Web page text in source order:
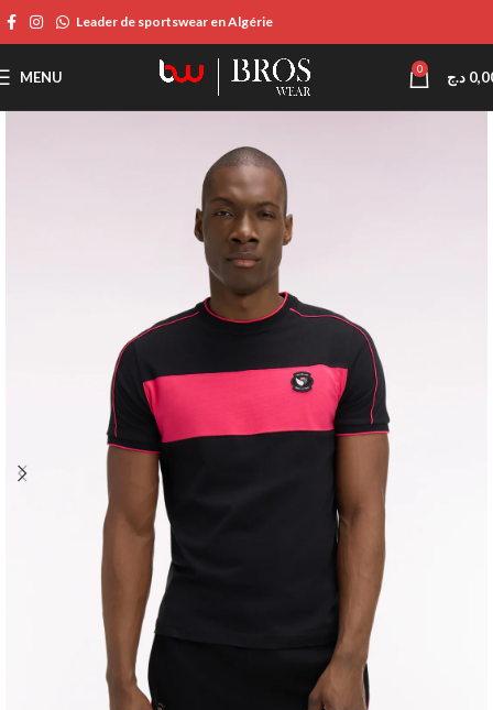
Leader de sportswear en Algérie
MENU 0 د.ج